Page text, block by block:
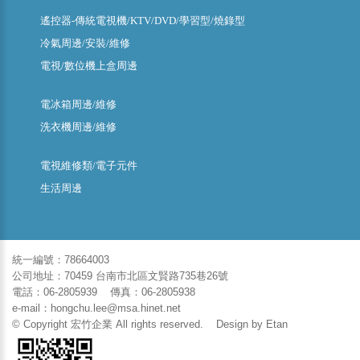
遙控器-傳統電視機/KTV/DVD/學習型/燒錄型
冷氣周邊/安裝/維修
電視/數位機上盒周邊
電冰箱周邊/維修
洗衣機周邊/維修
電視維修類/電子元件
生活周邊
統一編號：78664003
公司地址：70459 台南市北區文賢路735巷26號
電話：06-2805939 傳真：06-2805938
e-mail：hongchu.lee@msa.hinet.net
© Copyright 宏竹企業 All rights reserved. Design by Etan